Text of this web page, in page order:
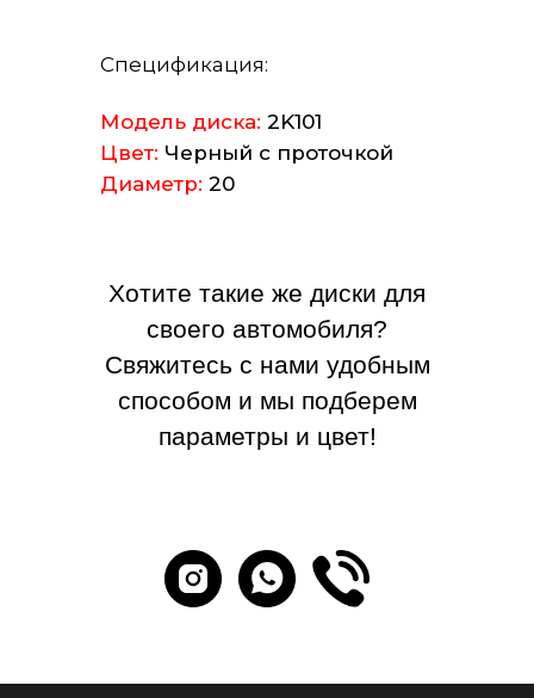
Спецификация:
Модель диска: 2K101
Цвет: Черный с проточкой
Диаметр: 20
Хотите такие же диски для
своего автомобиля?
Свяжитесь с нами удобным
способом и мы подберем
параметры и цвет!